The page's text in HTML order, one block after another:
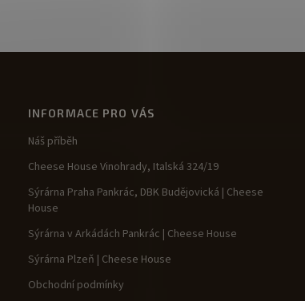
INFORMACE PRO VÁS
Náš příběh
Cheese House Vinohrady, Italská 324/19
Sýrárna Praha Pankrác, DBK Budějovická | Cheese
House
Sýrárna v Arkádách Pankrác | Cheese House
Sýrárna Plzeň | Cheese House
Obchodní podmínky